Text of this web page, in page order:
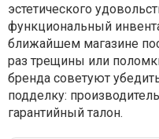
эстетического
функциональный
ближайшем магазине
раз трещины или
бренда советуют
подделку:
гарантийный талон.